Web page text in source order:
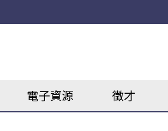
電子資源 徵才